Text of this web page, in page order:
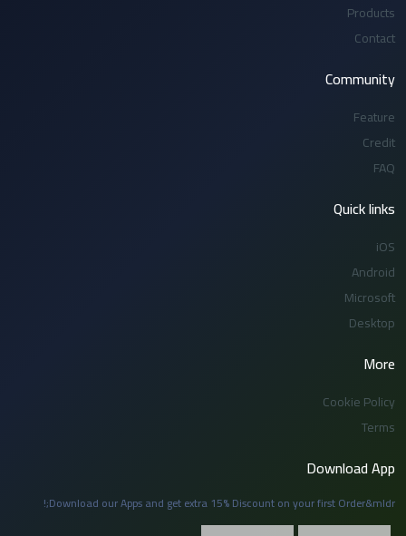
Products
Contact
Community
Feature
Credit
FAQ
Quick links
iOS
Android
Microsoft
Desktop
More
Cookie Policy
Terms
Download App
Download our Apps and get extra 15% Discount on your first Order&mldr;!